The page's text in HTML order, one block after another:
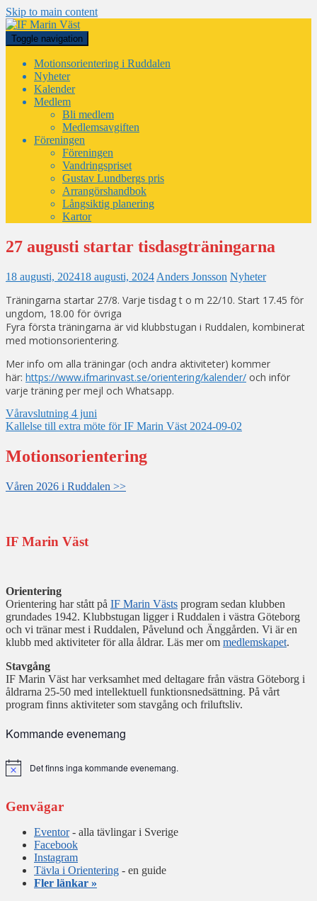
Skip to main content
Toggle navigation
Motionsorientering i Ruddalen
Nyheter
Kalender
Medlem
Bli medlem
Medlemsavgiften
Föreningen
Föreningen
Vandringspriset
Gustav Lundbergs pris
Arrangörshandbok
Långsiktig planering
Kartor
27 augusti startar tisdasgträningarna
18 augusti, 202418 augusti, 2024 Anders Jonsson Nyheter
Träningarna startar 27/8. Varje tisdag t o m 22/10. Start 17.45 för
ungdom, 18.00 för övriga
Fyra första träningarna är vid klubbstugan i Ruddalen, kombinerat
med motionsorientering.
Mer info om alla träningar (och andra aktiviteter) kommer
här: https://www.ifmarinvast.se/orientering/kalender/ och inför
varje träning per mejl och Whatsapp.
Inläggsnavigering
Våravslutning 4 juni
Kallelse till extra möte för IF Marin Väst 2024-09-02
Motionsorientering
Våren 2026 i Ruddalen >>
IF Marin Väst
Orientering
Orientering har stått på IF Marin Västs program sedan klubben
grundades 1942. Klubbstugan ligger i Ruddalen i västra Göteborg
och vi tränar mest i Ruddalen, Påvelund och Änggården. Vi är en
klubb med aktiviteter för alla åldrar. Läs mer om medlemskapet.
Stavgång
IF Marin Väst har verksamhet med deltagare från västra Göteborg i
åldrarna 25-50 med intellektuell funktionsnedsättning. På vårt
program finns aktiviteter som stavgång och friluftsliv.
Kommande evenemang
Notis Det finns inga kommande evenemang.
Genvägar
Eventor- alla tävlingar i Sverige
Facebook
Instagram
Tävla i Orientering - en guide
Fler länkar »